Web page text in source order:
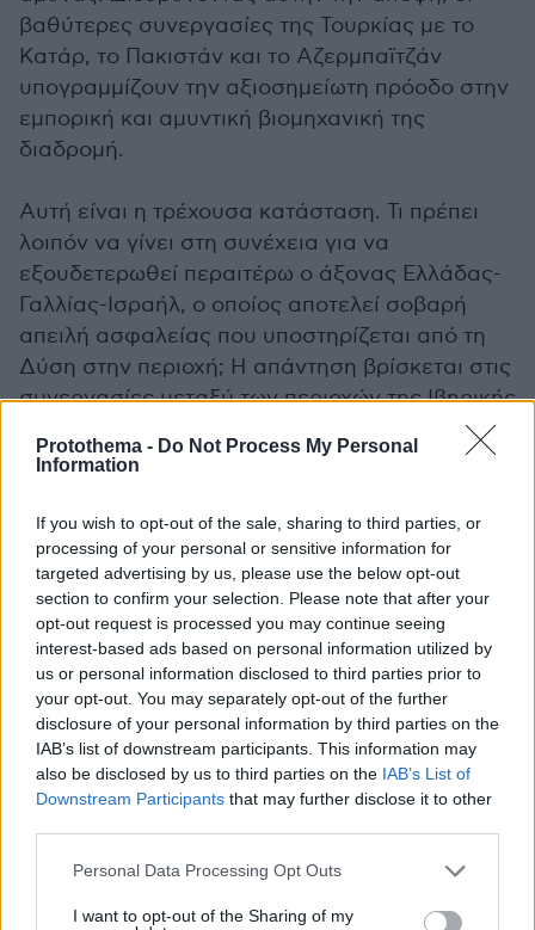
Protothema - Do Not Process My Personal
Information
If you wish to opt-out of the sale, sharing to third parties, or
processing of your personal or sensitive information for
targeted advertising by us, please use the below opt-out
section to confirm your selection. Please note that after your
opt-out request is processed you may continue seeing
interest-based ads based on personal information utilized by
us or personal information disclosed to third parties prior to
your opt-out. You may separately opt-out of the further
disclosure of your personal information by third parties on the
IAB’s list of downstream participants. This information may
also be disclosed by us to third parties on the IAB’s List of
Downstream Participants that may further disclose it to other
Please note that this website/app uses one or more Google
not limited to your visit or usage behaviour. You may click to
Personal Data Processing Opt Outs
I want to opt-out of the Sharing of my
βαθύτερες συνεργασίες της Τουρκίας με το
Κατάρ, το Πακιστάν και το Αζερμπαϊτζάν
υπογραμμίζουν την αξιοσημείωτη πρόοδο στην
εμπορική και αμυντική βιομηχανική της
διαδρομή.
Αυτή είναι η τρέχουσα κατάσταση. Τι πρέπει
λοιπόν να γίνει στη συνέχεια για να
εξουδετερωθεί περαιτέρω ο άξονας Ελλάδας-
Γαλλίας-Ισραήλ, ο οποίος αποτελεί σοβαρή
απειλή ασφαλείας που υποστηρίζεται από τη
Δύση στην περιοχή; Η απάντηση βρίσκεται στις
συνεργασίες μεταξύ των περιοχών της Ιβηρικής
Μια πιθανή συμμαχία
Η Ισπανία, υπό την ηγεσία του πρωθυπουργού
Πέδρο Σάντσεθ, έχει περιθωριοποιηθεί από τη
Δύση για την ειρηνική και δίκαιη στάση της
απέναντι στη γενοκτονία στη Γάζα.
Ταυτόχρονα, οι ΗΠΑ έχουν προτείνει στις
χώρες του ΝΑΤΟ να αυξήσουν τους αμυντικούς
προϋπολογισμούς τους στο 5% του
ακαθάριστου εγχώριου προϊόντος (ΑΕΠ), μια
κίνηση που θεωρείται ευρέως ως τακτική για
την οικονομική αποδυνάμωση των κρατών της
ΕΕ και την αναγκαστική εκ μέρους τους αγορά
αμερικανικών όπλων.